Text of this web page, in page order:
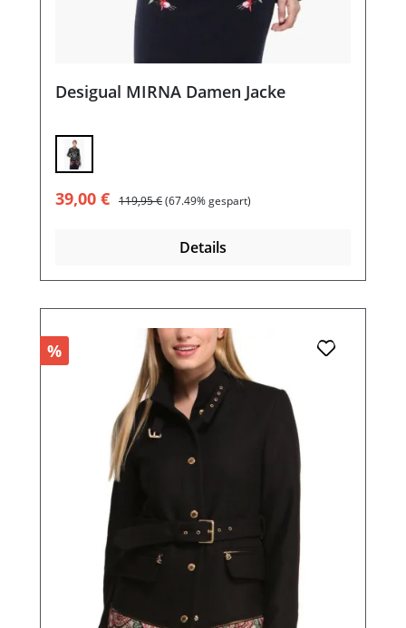
Desigual MIRNA Damen Jacke
Verkaufspreis:
39,00 € Regulärer Preis:
119,95 €(67.49% gespart)
Details
%